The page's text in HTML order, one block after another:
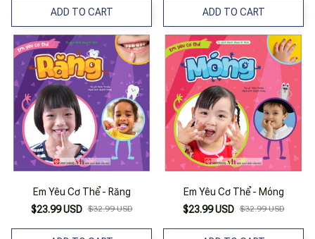
ADD TO CART ADD TO CART
Em Yêu Cơ Thể - Răng
$23.99 USD $32.99 USD
Em Yêu Cơ Thể - Móng
$23.99 USD $32.99 USD